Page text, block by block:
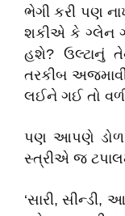
ભેગી કરી પણ
શકીએ કે ગ્લેન
હશે? ઉલ્ટાનું
તરકીબ
લઈને ગઈ તો
પણ આપણે ડોળ
સ્ત્રીએ જ
‘સારી,